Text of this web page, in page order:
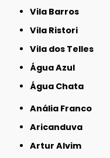
Vila Barros
Vila Ristori
Vila dos Telles
Água Azul
Água Chata
Anália Franco
Aricanduva
Artur Alvim